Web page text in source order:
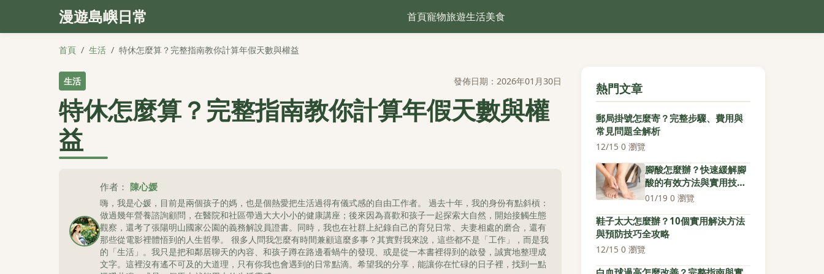
漫遊島嶼日常 首頁寵物旅遊生活美食
首頁 / 生活 / 特休怎麼算？完整指南教你計算年假天數與權益
生活 發佈日期：2026年01月30日
特休怎麼算？完整指南教你計算年假天數與權
益
作者： 陳心媛
嗨，我是心媛，目前是兩個孩子的媽，也是個熱愛把生活過得有儀式感的自由工作者。 過去十年，我的身份有點斜槓：
做過幾年營養諮詢顧問，在醫院和社區帶過大大小小的健康講座；後來因為喜歡和孩子一起探索大自然，開始接觸生態
觀察，還考了張陽明山國家公園的義務解說員證書。同時，我也在社群上紀錄自己的育兒日常、夫妻相處的磨合，還有
那些從電影裡體悟到的人生哲學。 很多人問我怎麼有時間兼顧這麼多事？其實對我來說，這些都不是「工作」，而是我
的「生活」。我只是把和鄰居聊天的內容、和孩子蹲在路邊看蝸牛的發現、或是從一本書裡得到的啟發，誠實地整理成
文字。這裡沒有遙不可及的大道理，只有你我也會遇到的日常點滴。希望我的分享，能讓你在忙碌的日子裡，找到一點
熱門文章
郵局掛號怎麼寄？完整步驟、費用與
常見問題全解析
12/15·0 瀏覽
腳酸怎麼辦？快速緩解腳
酸的有效方法與實用技巧
全攻略
01/19·0 瀏覽
鞋子太大怎麼辦？10個實用解決方法
與預防技巧全攻略
12/15·0 瀏覽